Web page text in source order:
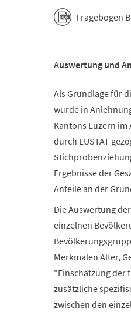
Fragebogen
Auswertung und
Als Grundlage für
wurde in
Kantons Luzern im
durch LUSTAT
Ergebnisse der
Anteile an der
Die Auswertung
einzelnen
Merkmalen Alter,
"Einschätzung der
zusätzliche
zwischen den